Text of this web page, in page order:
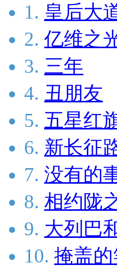
1. 皇后大
2. 亿维之
3. 三年
4. 丑朋友
5. 五星红
6. 新长征
7. 没有的
8. 相约陇
9. 大列巴
10. 掩盖